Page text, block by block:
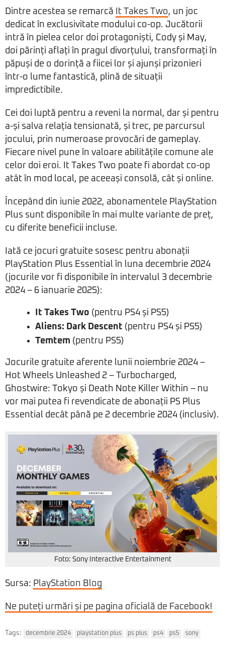
Dintre acestea se remarcă It Takes Two, un joc
dedicat în exclusivitate modului co-op. Jucătorii
intră în pielea celor doi protagoniști, Cody și May,
doi părinți aflați în pragul divorțului, transformați în
păpuși de o dorință a fiicei lor și ajunși prizonieri
într-o lume fantastică, plină de situații
impredictibile.
Cei doi luptă pentru a reveni la normal, dar și pentru
a-și salva relația tensionată, și trec, pe parcursul
jocului, prin numeroase provocări de gameplay.
Fiecare nivel pune în valoare abilitățile comune ale
celor doi eroi. It Takes Two poate fi abordat co-op
atât în mod local, pe aceeași consolă, cât și online.
Începând din iunie 2022, abonamentele PlayStation
Plus sunt disponibile în mai multe variante de preț,
cu diferite beneficii incluse.
Iată ce jocuri gratuite sosesc pentru abonații
PlayStation Plus Essential în luna decembrie 2024
(jocurile vor fi disponibile în intervalul 3 decembrie
2024 – 6 ianuarie 2025):
It Takes Two (pentru PS4 și PS5)
Aliens: Dark Descent (pentru PS4 și PS5)
Temtem (pentru PS5)
Jocurile gratuite aferente lunii noiembrie 2024 –
Hot Wheels Unleashed 2 – Turbocharged,
Ghostwire: Tokyo și Death Note Killer Within – nu
vor mai putea fi revendicate de abonații PS Plus
Essential decât până pe 2 decembrie 2024 (inclusiv).
Foto: Sony Interactive Entertainment
Sursa: PlayStation Blog
Ne puteți urmări și pe pagina oficială de Facebook!
Tags: decembrie 2024 playstation plus ps plus ps4 ps5 sony